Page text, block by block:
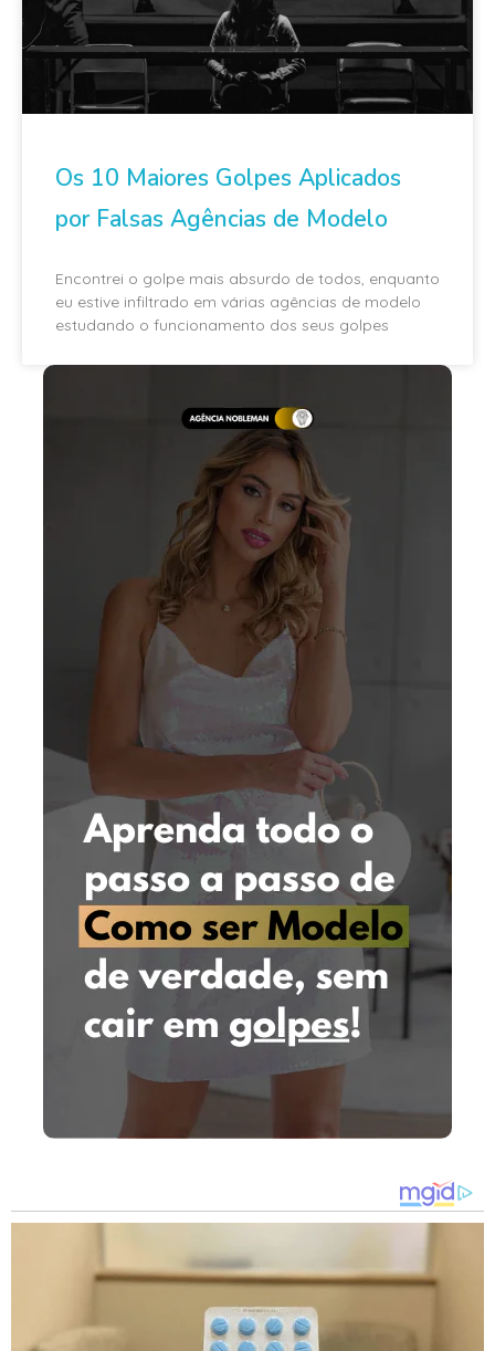
Os 10 Maiores Golpes Aplicados
por Falsas Agências de Modelo
Encontrei o golpe mais absurdo de todos, enquanto
eu estive infiltrado em várias agências de modelo
estudando o funcionamento dos seus golpes